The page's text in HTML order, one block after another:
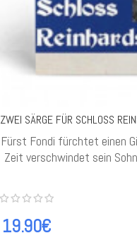
ZWEI SÄRGE FÜR SCHLOSS
Fürst Fondi fürchtet einen
Zeit verschwindet sein
19.90€